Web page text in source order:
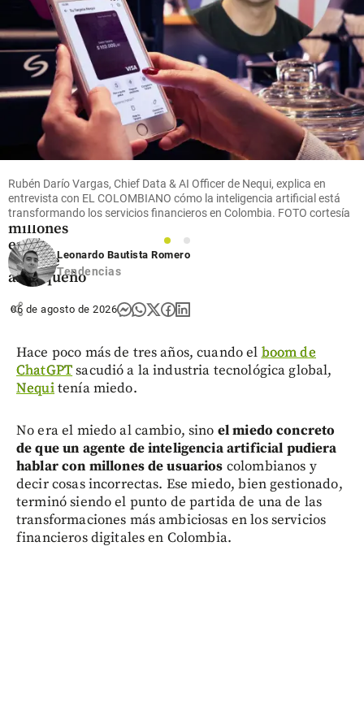
Oriente
Antioqueño
Flores que
cruzan el
cielo: así
es el
negocio
que mueve
US$ 380
millones
en el
Oriente
antioqueño
share
Rubén Darío Vargas, Chief Data & AI Officer de Nequi, explica en
entrevista con EL COLOMBIANO cómo la inteligencia artificial está
transformando los servicios financieros en Colombia. FOTO cortesía
1
2
Leonardo Bautista Romero
Tendencias
06 de agosto de 2026
Hace poco más de tres años, cuando el boom de
ChatGPTsacudió a la industria tecnológica global,
Nequitenía miedo.
No era el miedo al cambio, sino el miedo concreto
de que un agente de inteligencia artificial pudiera
hablar con millones de usuarios colombianos y
decir cosas incorrectas. Ese miedo, bien gestionado,
terminó siendo el punto de partida de una de las
transformaciones más ambiciosas en los servicios
financieros digitales en Colombia.